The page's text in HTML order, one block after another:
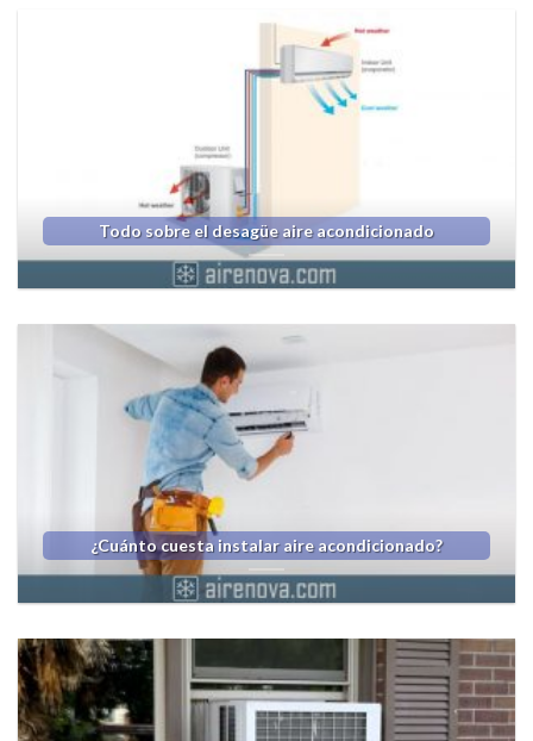
Todo sobre el desagüe aire acondicionado
¿Cuánto cuesta instalar aire acondicionado?